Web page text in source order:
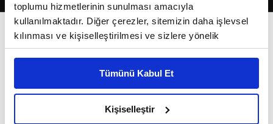
toplumu hizmetlerinin sunulması amacıyla
kullanılmaktadır. Diğer çerezler, sitemizin daha işlevsel
kılınması ve kişiselleştirilmesi ve sizlere yönelik
reklam/pazarlama faaliyetlerinin yapılması, amaçlarıyla
Çerezlere ilişkin tercihlerinizi çerez paneli vasıtasıyla
belirleyebilirsiniz. Çerezlere ilişkin detaylı bilgi için
Ayarlar butonuna tıklayabilir,Çerez Bilgilendirme
Tümünü Kabul Et
Kişiselleştir